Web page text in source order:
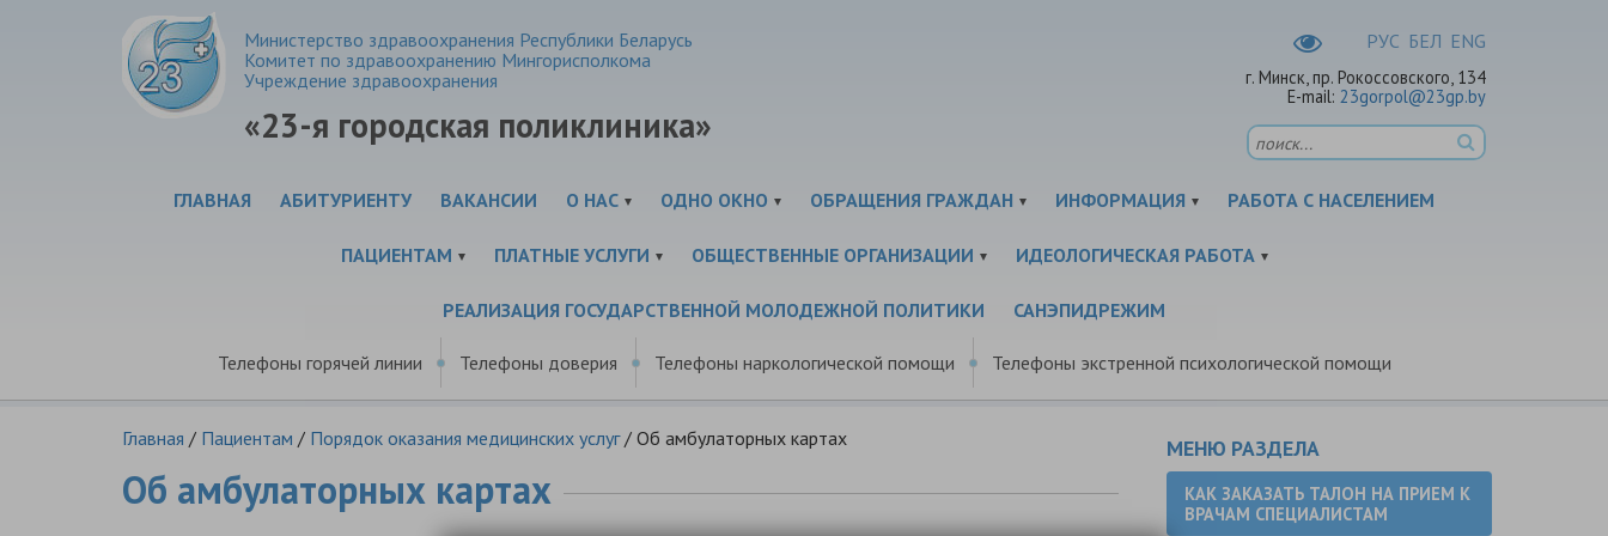
РУC БЕЛ ENG
г. Минск, пр. Рокоссовского, 134
E-mail: 23gorpol@23gp.by
Министерство здравоохранения Республики Беларусь
Комитет по здравоохранению Мингорисполкома
Учреждение здравоохранения
«23-я городская поликлиника»
ГЛАВНАЯ АБИТУРИЕНТУ ВАКАНСИИ О НАС ОДНО ОКНО ОБРАЩЕНИЯ ГРАЖДАН ИНФОРМАЦИЯ РАБОТА С НАСЕЛЕНИЕМ
ПАЦИЕНТАМ ПЛАТНЫЕ УСЛУГИ ОБЩЕСТВЕННЫЕ ОРГАНИЗАЦИИ ИДЕОЛОГИЧЕСКАЯ РАБОТА
РЕАЛИЗАЦИЯ ГОСУДАРСТВЕННОЙ МОЛОДЕЖНОЙ ПОЛИТИКИ САНЭПИДРЕЖИМ
Телефоны горячей линии Телефоны доверия Телефоны наркологической помощи Телефоны экстренной психологической помощи
Главная / Пациентам / Порядок оказания медицинских услуг/ Об амбулаторных картах
Об амбулаторных картах
МЕНЮ РАЗДЕЛА
КАК ЗАКАЗАТЬ ТАЛОН НА ПРИЕМ К
ВРАЧАМ СПЕЦИАЛИСТАМ